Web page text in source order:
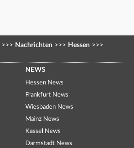
>>> Nachrichten >>> Hessen >>>
NEWS
Hessen News
Frankfurt News
Wiesbaden News
Mainz News
Kassel News
Darmstadt News